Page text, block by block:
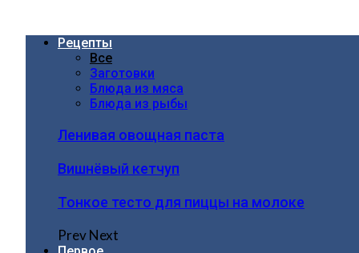
Рецепты
Все
Заготовки
Блюда из мяса
Блюда из рыбы
Ленивая овощная паста
Вишнёвый кетчуп
Тонкое тесто для пиццы на молоке
PrevNext